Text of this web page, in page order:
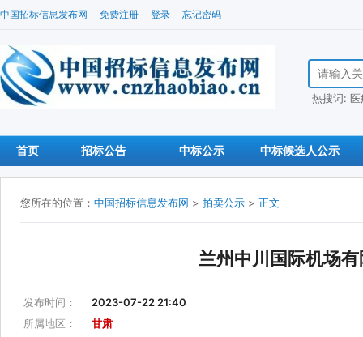
中国招标信息发布网 免费注册 登录 忘记密码
搜索招标信
热搜词:
首页 招标公告 中标公示 中标候选人公示
您所在的位置： 中国招标信息发布网 > 拍卖公示 > 正文
兰州中川国际机场
发布时间：
2023-07-22 21:40
所属地区：
甘肃